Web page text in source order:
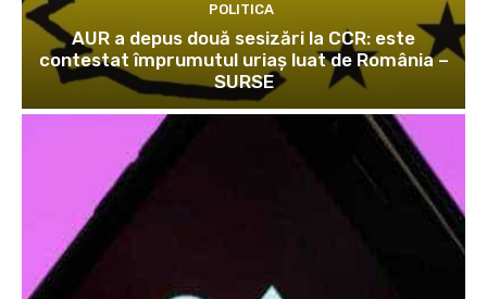
POLITICA
AUR a depus două sesizări la CCR: este
contestat împrumutul uriaș luat de România –
SURSE